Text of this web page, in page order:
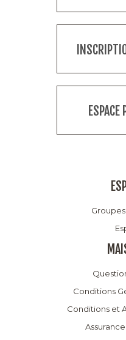
ESPACE
Conditions
Conditions et